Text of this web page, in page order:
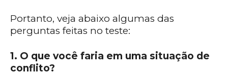
Portanto, veja abaixo algumas das
perguntas feitas no teste:
1. O que você faria em uma situação de
conflito?